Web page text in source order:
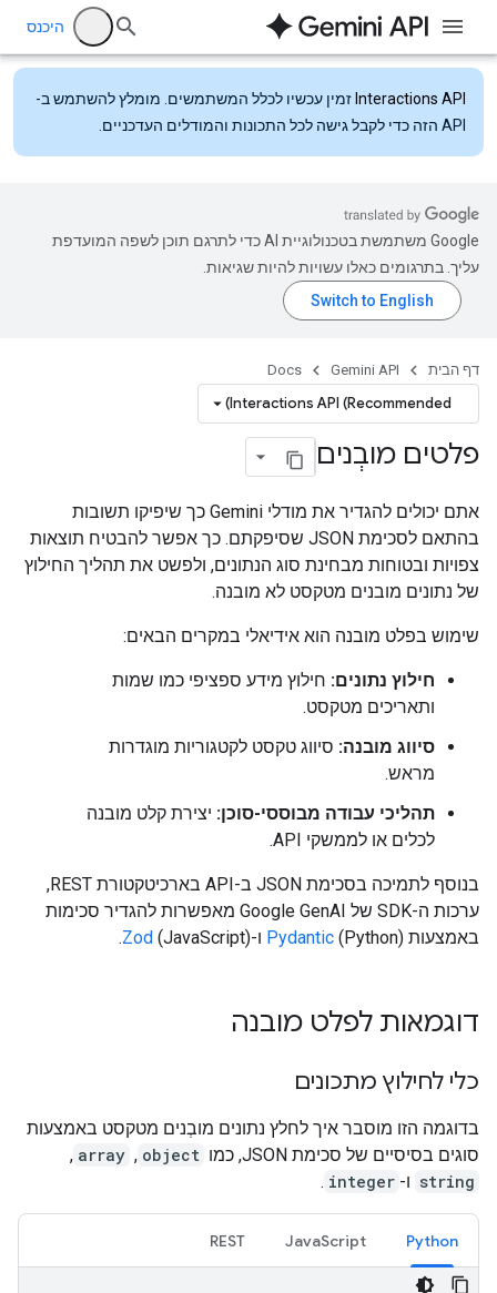
היכנס
Interactions API זמין עכשיו לכלל המשתמשים. מומלץ להשתמש ב-
API הזה כדי לקבל גישה לכל התכונות והמודלים העדכניים.
‫Google משתמשת בטכנולוגיית AI כדי לתרגם תוכן לשפה המועדפת
עליך. בתרגומים כאלו עשויות להיות שגיאות.
דף הבית Gemini API
Docs
Interactions API (Recommended)
פלטים מובְנים
אתם יכולים להגדיר את מודלי Gemini כך שיפיקו תשובות
בהתאם לסכימת JSON שסיפקתם. כך אפשר להבטיח תוצאות
צפויות ובטוחות מבחינת סוג הנתונים, ולפשט את תהליך החילוץ
של נתונים מובנים מטקסט לא מובנה.
שימוש בפלט מובנה הוא אידיאלי במקרים הבאים:
חילוץ נתונים: חילוץ מידע ספציפי כמו שמות
ותאריכים מטקסט.
סיווג מובנה: סיווג טקסט לקטגוריות מוגדרות
מראש.
תהליכי עבודה מבוססי-סוכן: יצירת קלט מובנה
לכלים או לממשקי API.
בנוסף לתמיכה בסכימת JSON ב-API בארכיטקטורת REST,
ערכות ה-SDK של Google GenAI מאפשרות להגדיר סכימות
באמצעות
Pydantic (Python) ו- Zod (JavaScript).
דוגמאות לפלט מובנה
כלי לחילוץ מתכונים
בדוגמה הזו מוסבר איך לחלץ נתונים מובְנים מטקסט באמצעות
סוגים בסיסיים של סכימת JSON, כמו
object
,
array
,
string ו- integer
.
Python
JavaScript
REST